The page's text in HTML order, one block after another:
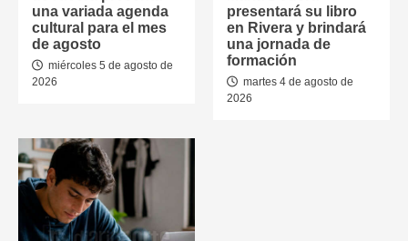
una variada agenda
cultural para el mes
de agosto
miércoles 5 de agosto de
2026
presentará su libro
en Rivera y brindará
una jornada de
formación
martes 4 de agosto de
2026